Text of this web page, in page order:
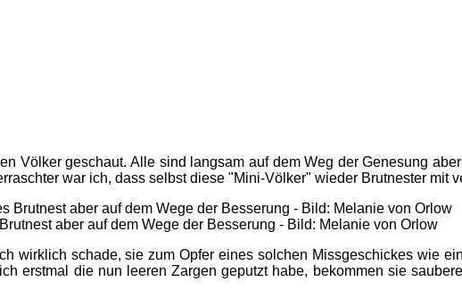
Völker geschaut. Alle sind langsam auf dem Weg der Genesung
war ich, dass selbst diese "Mini-Völker" wieder Brutnester mit
aber auf dem Wege der Besserung - Bild: Melanie von Orlow
wirklich schade, sie zum Opfer eines solchen Missgeschickes wie
erstmal die nun leeren Zargen geputzt habe, bekommen sie